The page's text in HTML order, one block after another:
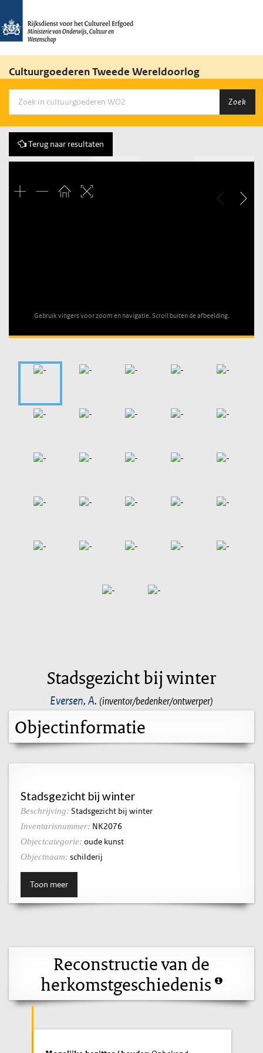
Cultuurgoederen Tweede Wereldoorlog
Zoek
Terug naar resultaten
Gebruik vingers voor zoom en navigatie. Scroll buiten de afbeelding.
Stadsgezicht bij winter
Eversen, A. (inventor/bedenker/ontwerper)
Objectinformatie
Stadsgezicht bij winter
Beschrijving: Stadsgezicht bij winter
Inventarisnummer: NK2076
Objectcategorie: oude kunst
Objectnaam: schilderij
Toon meer
Reconstructie van de
herkomstgeschiedenis